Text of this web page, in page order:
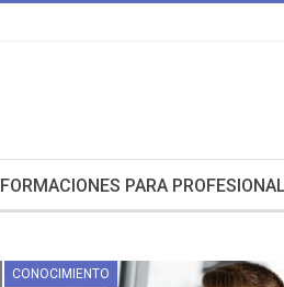
FORMACIONES PARA
CONOCIMIENTO